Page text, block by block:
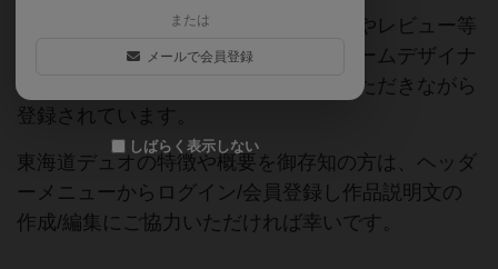
当サイトに掲載されている作品説明文やレビュー等
の情報は、ボドゲーマ運営事務局・ゲームデザイナ
ーご本人様・有志の皆様にご協力をいただきながら
登録されています。
東海道デュオの特徴や概要を御存知の方は、ヘッダ
ーメニューからログイン/会員登録し作品説明文の
作成/編集にご協力いただければ幸いです。
または
メールで会員登録
しばらく表示しない